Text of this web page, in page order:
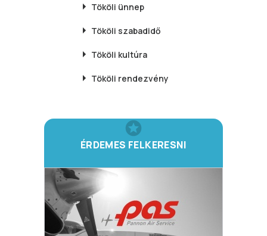
Tököli ünnep
Tököli szabadidő
Tököli kultúra
Tököli rendezvény
ÉRDEMES FELKERESNI